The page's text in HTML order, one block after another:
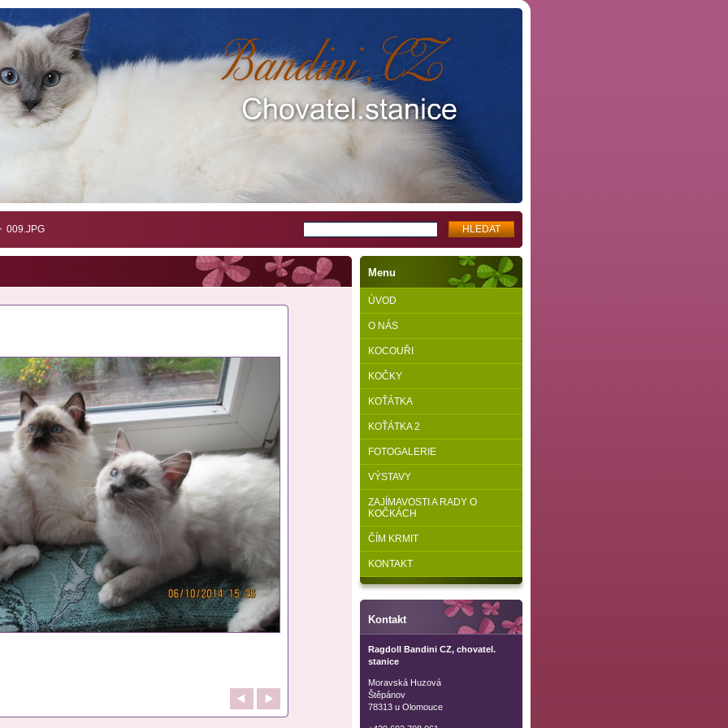
009.JPG
Menu
ÚVOD
O NÁS
KOCOUŘI
KOČKY
KOŤÁTKA
KOŤÁTKA 2
FOTOGALERIE
VÝSTAVY
ZAJÍMAVOSTI A RADY O
KOČKÁCH
ČÍM KRMIT
KONTAKT
Kontakt
Ragdoll Bandini CZ, chovatel.
stanice
Moravská Huzová
Štěpánov
78313 u Olomouce